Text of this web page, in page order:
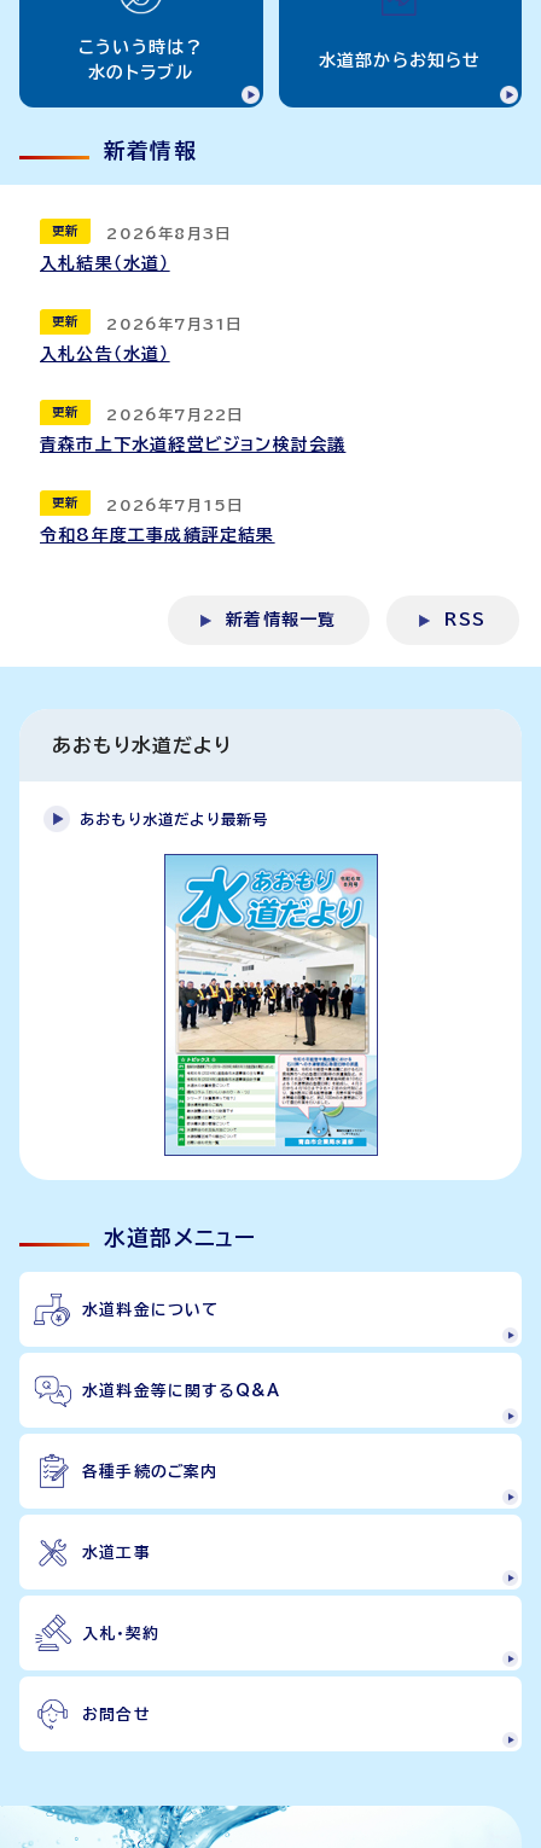
こういう時は？
水のトラブル
水道部からお知らせ
新着情報
更新 2026年8月3日
入札結果（水道）
更新 2026年7月31日
入札公告（水道）
更新 2026年7月22日
青森市上下水道経営ビジョン検討会議
更新 2026年7月15日
令和8年度工事成績評定結果
新着情報一覧 RSS
あおもり水道だより
あおもり水道だより最新号
水道部メニュー
水道料金について
水道料金等に関するQ&A
各種手続のご案内
水道工事
入札・契約
お問合せ